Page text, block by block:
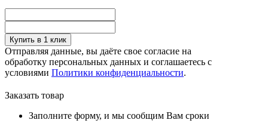
Купить в 1 клик
Отправляя данные, вы даёте свое согласие на
обработку персональных данных и соглашаетесь с
условиями Политики конфиденциальности.
Заказать товар
Заполните форму, и мы сообщим Вам сроки